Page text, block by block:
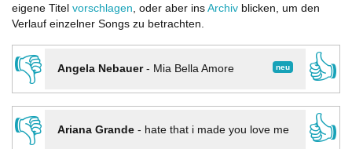
eigene Titel vorschlagen, oder aber ins Archiv blicken, um den
Verlauf einzelner Songs zu betrachten.
👎 neu
Angela Nebauer- Mia Bella Amore
👍
👎
Ariana Grande- hate that i made you love me
👍